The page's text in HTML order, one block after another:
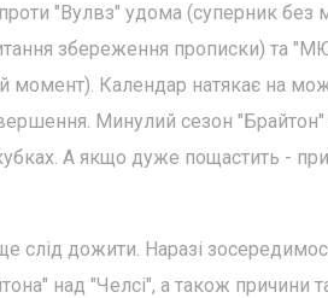
"Вулвз" удома (суперник
збереження прописки) та
момент). Календар натякає на
Минулий сезон
А якщо дуже пощастить -
слід дожити. Наразі
над "Челсі", а також причини